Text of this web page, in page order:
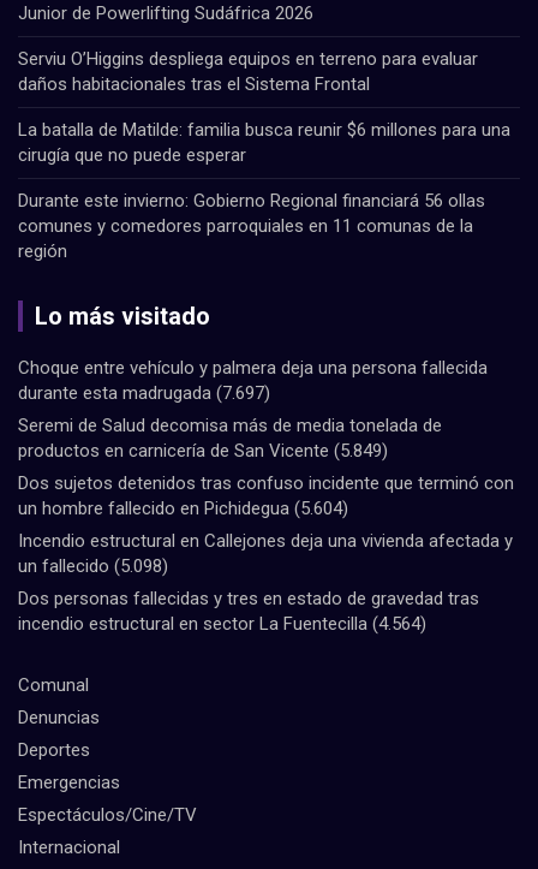
Junior de Powerlifting Sudáfrica 2026
Serviu O’Higgins despliega equipos en terreno para evaluar
daños habitacionales tras el Sistema Frontal
La batalla de Matilde: familia busca reunir $6 millones para una
cirugía que no puede esperar
Durante este invierno: Gobierno Regional financiará 56 ollas
comunes y comedores parroquiales en 11 comunas de la
región
Lo más visitado
Choque entre vehículo y palmera deja una persona fallecida
durante esta madrugada (7.697)
Seremi de Salud decomisa más de media tonelada de
productos en carnicería de San Vicente (5.849)
Dos sujetos detenidos tras confuso incidente que terminó con
un hombre fallecido en Pichidegua (5.604)
Incendio estructural en Callejones deja una vivienda afectada y
un fallecido (5.098)
Dos personas fallecidas y tres en estado de gravedad tras
incendio estructural en sector La Fuentecilla (4.564)
Comunal
Denuncias
Deportes
Emergencias
Espectáculos/Cine/TV
Internacional